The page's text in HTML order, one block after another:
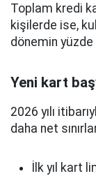
Toplam kredi
kişilerde ise,
dönemin yüzde
Yeni kart
2026 yılı
daha net
İlk yıl kart